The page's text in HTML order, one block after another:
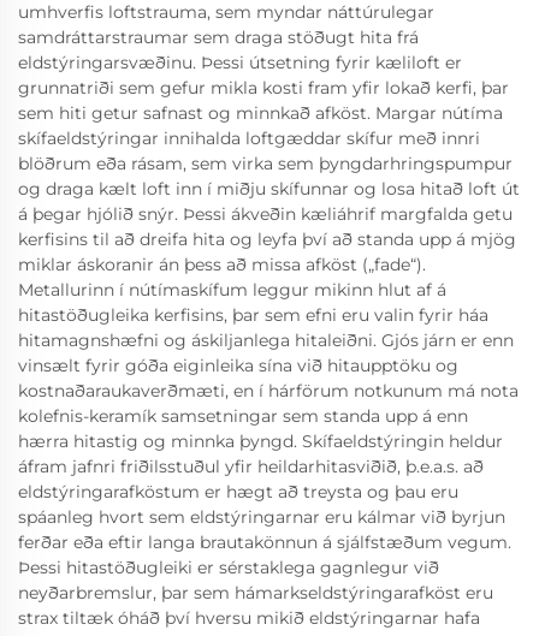
umhverfis loftstrauma, sem myndar náttúrulegar
samdráttarstraumar sem draga stöðugt hita frá
eldstýringarsvæðinu. Þessi útsetning fyrir kæliloft er
grunnatriði sem gefur mikla kosti fram yfir lokað kerfi, þar
sem hiti getur safnast og minnkað afköst. Margar nútíma
skífaeldstýringar innihalda loftgæddar skífur með innri
blöðrum eða rásam, sem virka sem þyngdarhringspumpur
og draga kælt loft inn í miðju skífunnar og losa hitað loft út
á þegar hjólið snýr. Þessi ákveðin kæliáhrif margfalda getu
kerfisins til að dreifa hita og leyfa því að standa upp á mjög
miklar áskoranir án þess að missa afköst („fade“).
Metallurinn í nútímaskífum leggur mikinn hlut af á
hitastöðugleika kerfisins, þar sem efni eru valin fyrir háa
hitamagnshæfni og áskiljanlega hitaleiðni. Gjós járn er enn
vinsælt fyrir góða eiginleika sína við hitaupptöku og
kostnaðaraukaverðmæti, en í hárförum notkunum má nota
kolefnis-keramík samsetningar sem standa upp á enn
hærra hitastig og minnka þyngd. Skífaeldstýringin heldur
áfram jafnri friðilsstuðul yfir heildarhitasviðið, þ.e.a.s. að
eldstýringarafköstum er hægt að treysta og þau eru
spáanleg hvort sem eldstýringarnar eru kálmar við byrjun
ferðar eða eftir langa brautakönnun á sjálfstæðum vegum.
Þessi hitastöðugleiki er sérstaklega gagnlegur við
neyðarbremslur, þar sem hámarkseldstýringarafköst eru
strax tiltæk óháð því hversu mikið eldstýringarnar hafa